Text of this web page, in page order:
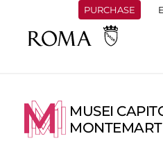
PURCHASE
MUSEI